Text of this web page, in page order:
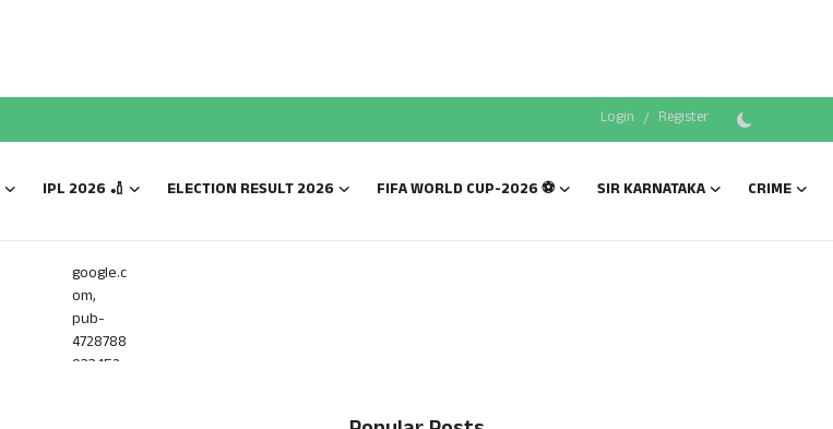
Login / Register
IPL 2026 🏏 ELECTION RESULT 2026 FIFA WORLD CUP-2026 ⚽ SIR KARNATAKA CRIME
google.c
om,
pub-
4728788
933452